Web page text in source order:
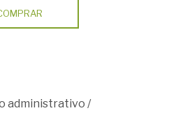
administrativo /